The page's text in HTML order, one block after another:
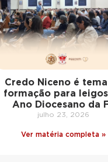
Credo Niceno é
formação para
Ano Diocesano da
julho 23, 2026
Ver matéria completa »